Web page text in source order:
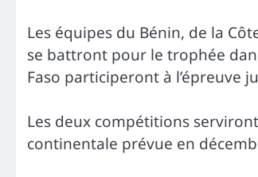
Les équipes du Bénin, de la
se battront pour le trophée
Faso participeront à l’épreuve
Les deux compétitions
continentale prévue en